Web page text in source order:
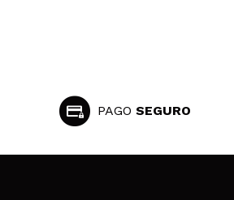
PAGO SEGURO